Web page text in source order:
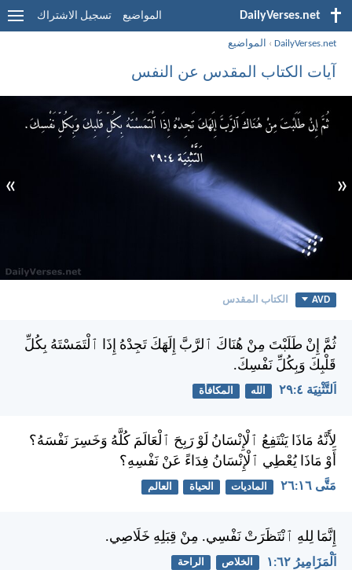
DailyVerses.net المواضيع تسجيل الاشتراك
DailyVerses.net
› المواضيع
آيات الكتاب المقدس عن النفس
«
»
AVD الكتاب المقدس
ثُمَّ إِنْ طَلَبْتَ مِنْ هُنَاكَ ٱلرَّبَّ إِلَهَكَ تَجِدْهُ إِذَا ٱلْتَمَسْتَهُ بِكُلِّ
قَلْبِكَ وَبِكُلِّ نَفْسِكَ.
اَلتَّثْنِيَة ٤:‏٢٩ الله المكافأة
لِأَنَّهُ مَاذَا يَنْتَفِعُ ٱلْإِنْسَانُ لَوْ رَبِحَ ٱلْعَالَمَ كُلَّهُ وَخَسِرَ نَفْسَهُ؟
أَوْ مَاذَا يُعْطِي ٱلْإِنْسَانُ فِدَاءً عَنْ نَفْسِهِ؟
مَتَّى ١٦:‏٢٦ الماديات الحياة العالم
إِنَّمَا لِلهِ ٱنْتَظَرَتْ نَفْسِي. مِنْ قِبَلِهِ خَلَاصِي.
اَلْمَزَامِيرُ ٦٢:‏١ الخلاص الراحة